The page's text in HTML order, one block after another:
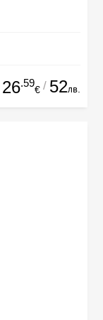
26.59
€ / 52лв.